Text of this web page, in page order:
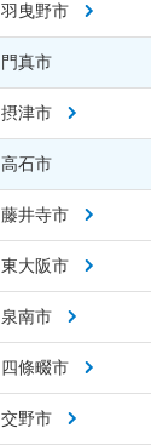
羽曳野市
門真市
摂津市
高石市
藤井寺市
東大阪市
泉南市
四條畷市
交野市